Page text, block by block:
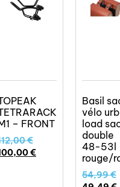
– FRONT
€
€
Basil
vélo
load
double
48-53l
rouge/
54,99€